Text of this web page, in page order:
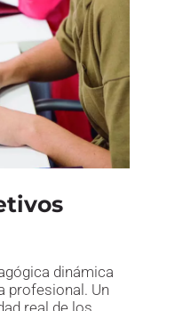
dinámica
profesional. Un
real de los